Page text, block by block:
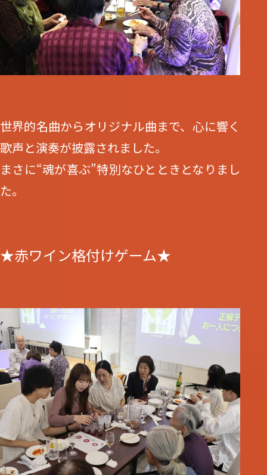
世界的名曲からオリジナル曲まで、心に響く
歌声と演奏が披露されました。
まさに“魂が喜ぶ”特別なひとときとなりまし
た。
★赤ワイン格付けゲーム★